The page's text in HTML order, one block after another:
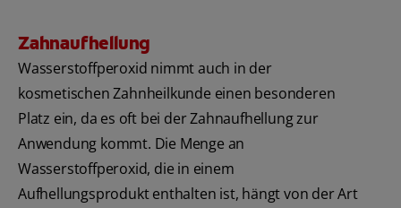
Zahnaufhellung
Wasserstoffperoxid nimmt auch in der
kosmetischen Zahnheilkunde einen besonderen
Platz ein, da es oft bei der Zahnaufhellung zur
Anwendung kommt. Die Menge an
Wasserstoffperoxid, die in einem
Aufhellungsprodukt enthalten ist, hängt von der Art